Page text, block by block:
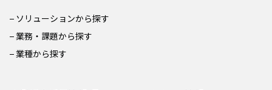
ソリューションから探す
業務・課題から探す
業種から探す